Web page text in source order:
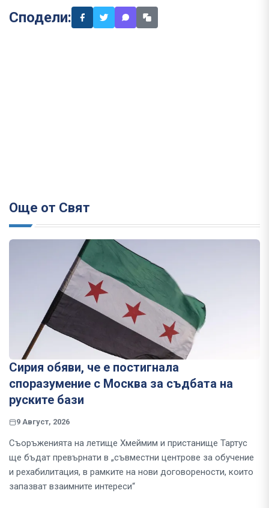
Сподели:
Още от Свят
Сирия обяви, че е постигнала
споразумение с Москва за съдбата на
руските бази
9 Август, 2026
Съоръженията на летище Хмеймим и пристанище Тартус
ще бъдат превърнати в „съвместни центрове за обучение
и рехабилитация, в рамките на нови договорености, които
запазват взаимните интереси“